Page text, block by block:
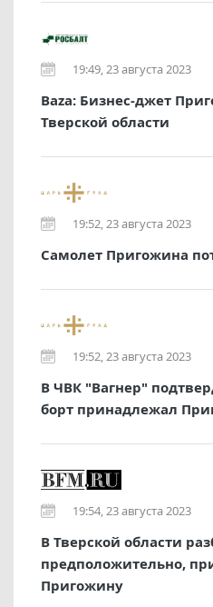
19:49, 23 августа 2023
Baza: Бизнес-джет
Тверской области
19:52, 23 августа 2023
Самолет Пригожина
19:52, 23 августа 2023
В ЧВК "Вагнер"
борт принадлежал
19:54, 23 августа 2023
В Тверской области
предположительно,
Пригожину